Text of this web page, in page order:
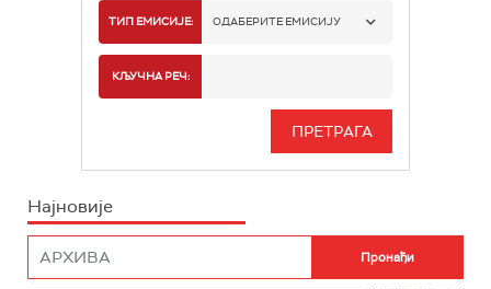
РАДИО БЕОГРАД 1
РАДИО БЕОГРАД 3
РАДИО РОКЕНРОЛЕР
ТИП ЕМИСИЈЕ: ОДАБЕРИТЕ ЕМИСИЈУ
ИНФО
КЉУЧНА РЕЧ:
Најновије